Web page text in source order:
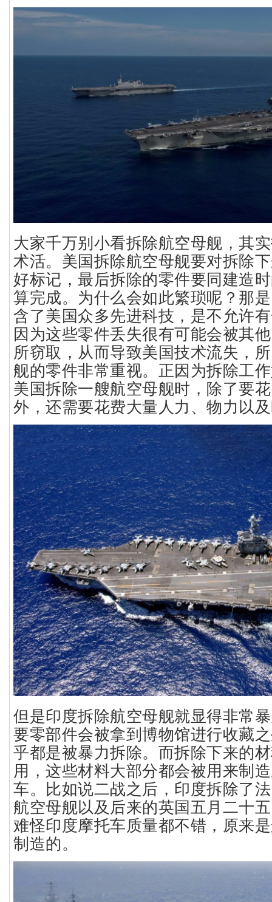
大家千万别小看拆除航空母舰，其
术活。美国拆除航空母舰要对拆除
好标记，最后拆除的零件要同建造
算完成。为什么会如此繁琐呢？那
含了美国众多先进科技，是不允许
因为这些零件丢失很有可能会被其
所窃取，从而导致美国技术流失，
舰的零件非常重视。正因为拆除工
美国拆除一艘航空母舰时，除了要
外，还需要花费大量人力、物力以
但是印度拆除航空母舰就显得非常
要零部件会被拿到博物馆进行收藏
乎都是被暴力拆除。而拆除下来的
用，这些材料大部分都会被用来制
车。比如说二战之后，印度拆除了
航空母舰以及后来的英国五月二十
难怪印度摩托车质量都不错，原来
制造的。